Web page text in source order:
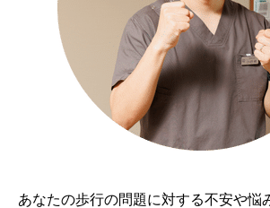
あなたの歩行の問題に対する不安や悩
電話予約